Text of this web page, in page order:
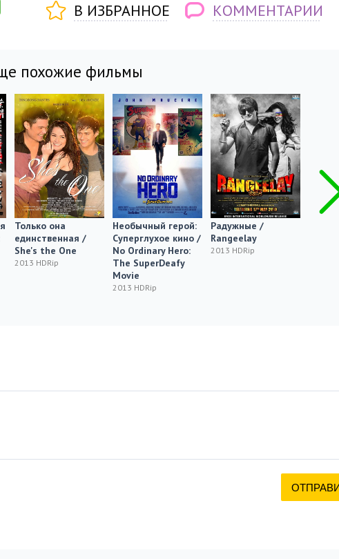
В ИЗБРАННОЕ КОММЕНТАРИИ
похожие фильмы
Только она
единственная /
She's the One
2013 HDRip
Необычный герой:
Суперглухое кино /
No Ordinary Hero:
The SuperDeafy
Movie
2013 HDRip
Радужные /
Rangeelay
2013 HDRip